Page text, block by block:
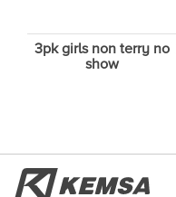
3pk girls non terry no
show